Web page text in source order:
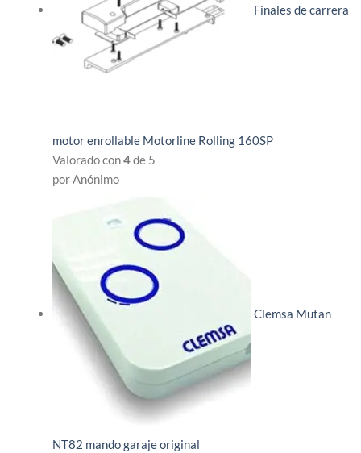
Finales de carrera
motor enrollable Motorline Rolling 160SP
Valorado con4de 5
por Anónimo
Clemsa Mutan
NT82 mando garaje original